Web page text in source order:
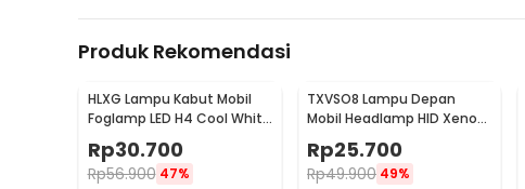
Produk Rekomendasi
HLXG Lampu Kabut Mobil
Foglamp LED H4 Cool White
8000K 7.5W 1 PCS - MA355
Rp30.700
Rp56.900 47%
TXVSO8 Lampu Depan
Mobil Headlamp HID Xenon
XG2
Rp25.700
Rp49.900 49%